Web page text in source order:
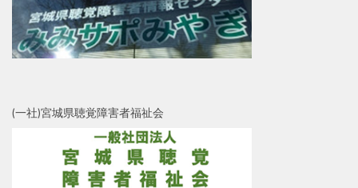
(一社)宮城県聴覚障害者福祉会